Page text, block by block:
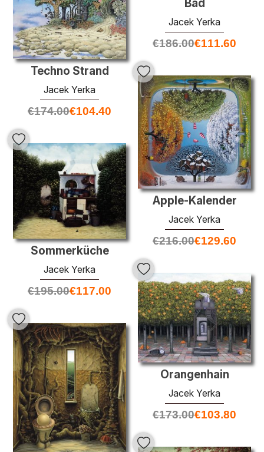
Bad
Jacek Yerka
€186.00€111.60
Techno Strand
Jacek Yerka
€174.00€104.40
Apple-Kalender
Jacek Yerka
€216.00€129.60
Sommerküche
Jacek Yerka
€195.00€117.00
Orangenhain
Jacek Yerka
€173.00€103.80